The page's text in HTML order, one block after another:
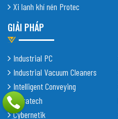
Xi lanh khí nén Protec
GIẢI PHÁP
Industrial PC
Industrial Vacuum Cleaners
Intelligent Conveying
Shiratech
Cybernetik